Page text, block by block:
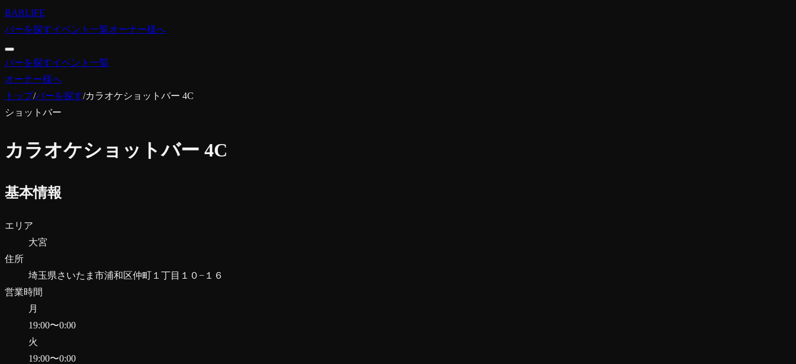
BARLIFE
バーを探すイベント一覧オーナー様へ
バーを探すイベント一覧
オーナー様へ
トップ/バーを探す/カラオケショットバー 4C
ショットバー
カラオケショットバー 4C
基本情報
エリア
大宮
住所
埼玉県さいたま市浦和区仲町１丁目１０−１６
営業時間
月
19:00〜0:00
火
19:00〜0:00